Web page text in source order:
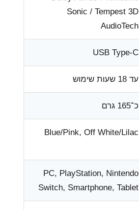
Sonic / Tempest 3D
AudioTech
USB Type-C
עד 18 שעות שימוש
כ־165 גרם
Blue/Pink, Off White/Lilac
PC, PlayStation, Nintendo
Switch, Smartphone, Tablet